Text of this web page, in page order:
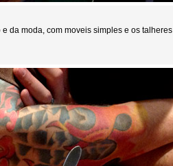
da moda, com moveis simples e os talheres